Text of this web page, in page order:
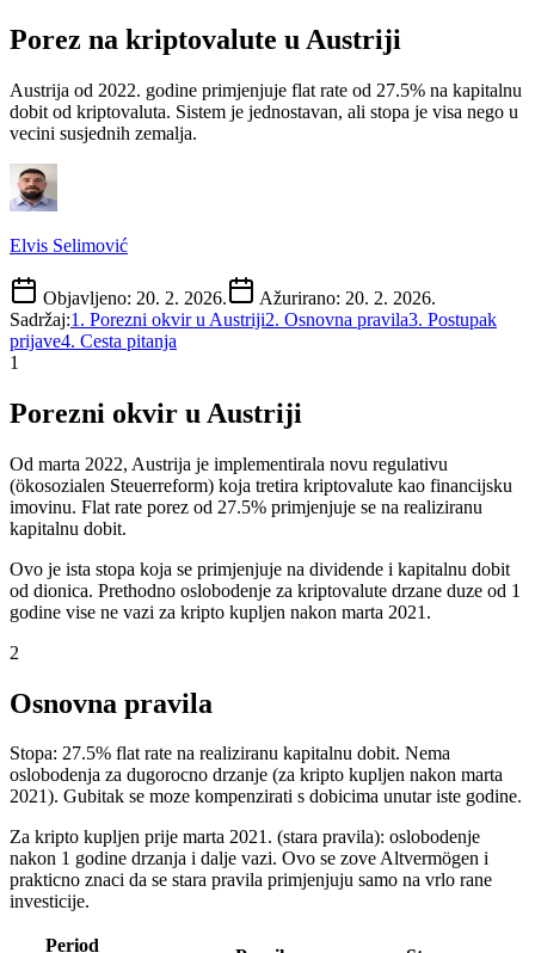
Porez na kriptovalute u Austriji
Austrija od 2022. godine primjenjuje flat rate od 27.5% na kapitalnu
dobit od kriptovaluta. Sistem je jednostavan, ali stopa je visa nego u
vecini susjednih zemalja.
Elvis Selimović
Objavljeno: 20. 2. 2026. Ažurirano: 20. 2. 2026.
Sadržaj:1 . Porezni okvir u Austriji2. Osnovna pravila3. Postupak
prijave4. Cesta pitanja
1
Porezni okvir u Austriji
Od marta 2022, Austrija je implementirala novu regulativu
(ökosozialen Steuerreform) koja tretira kriptovalute kao financijsku
imovinu. Flat rate porez od 27.5% primjenjuje se na realiziranu
kapitalnu dobit.
Ovo je ista stopa koja se primjenjuje na dividende i kapitalnu dobit
od dionica. Prethodno oslobodenje za kriptovalute drzane duze od 1
godine vise ne vazi za kripto kupljen nakon marta 2021.
2
Osnovna pravila
Stopa: 27.5% flat rate na realiziranu kapitalnu dobit. Nema
oslobodenja za dugorocno drzanje (za kripto kupljen nakon marta
2021). Gubitak se moze kompenzirati s dobicima unutar iste godine.
Za kripto kupljen prije marta 2021. (stara pravila): oslobodenje
nakon 1 godine drzanja i dalje vazi. Ovo se zove Altvermögen i
prakticno znaci da se stara pravila primjenjuju samo na vrlo rane
investicije.
Period